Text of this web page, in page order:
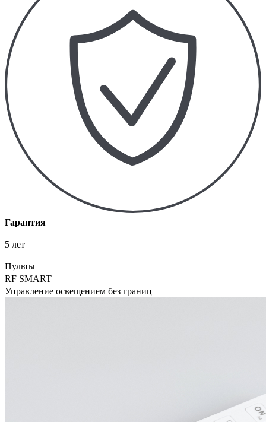
Гарантия
5 лет
Пульты
RF SMART
Управление освещением без границ